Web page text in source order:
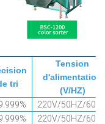
tri
Tension
d'alimentation
(V/HZ)
220V/50HZ/
220V/50HZ/